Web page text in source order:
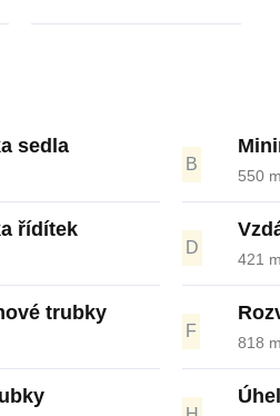
sedla
B
550
řídítek
D
421
trubky
F
818